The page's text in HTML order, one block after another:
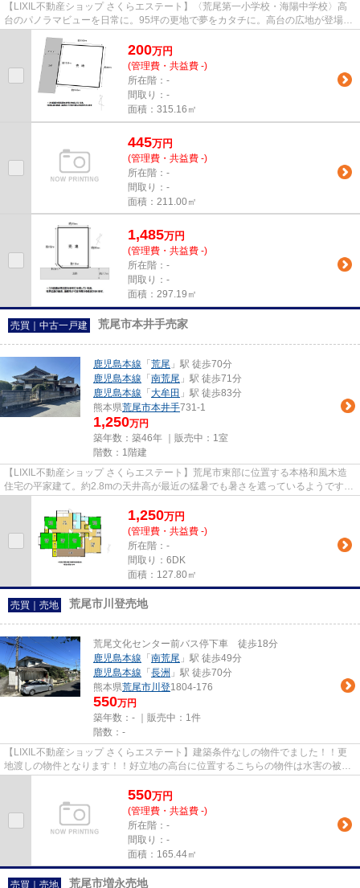
【LIXIL不動産ショップ さくらエステート】〈荒尾第一小学校・海陽中学校〉高
台のパノラマビューを日常に。95坪の更地で夢をカタチに。高台の広地が登場！
200万円
(管理費・共益費 -)
所在階：-
間取り：-
面積：315.16㎡
445万円
(管理費・共益費 -)
所在階：-
間取り：-
面積：211.00㎡
1,485万円
(管理費・共益費 -)
所在階：-
間取り：-
面積：297.19㎡
売買｜中古一戸建 荒尾市本井手売家
鹿児島本線 「 荒尾 」駅 徒歩70分
鹿児島本線 「 南荒尾 」駅 徒歩71分
鹿児島本線 「 大牟田 」駅 徒歩83分
熊本県荒尾市本井手731-1
1,250万円
築年数：築46年 ｜販売中： 1室
階数：1階建
【LIXIL不動産ショップ さくらエステート】荒尾市東部に位置する本格和風木造
住宅の平家建て。約2.8mの天井高が最近の猛暑でも暑さを遮っているようです。
1,250万円
(管理費・共益費 -)
所在階：-
間取り：6DK
面積：127.80㎡
売買｜売地 荒尾市川登売地
荒尾文化センター前バス停下車 徒歩18分
鹿児島本線 「 南荒尾 」駅 徒歩49分
鹿児島本線 「 長洲 」駅 徒歩70分
熊本県荒尾市川登1804-176
550万円
築年数：- ｜販売中： 1件
階数：-
【LIXIL不動産ショップ さくらエステート】建築条件なしの物件でました！！更
地渡しの物件となります！！好立地の高台に位置するこちらの物件は水害の被害
550万円
(管理費・共益費 -)
所在階：-
間取り：-
面積：165.44㎡
売買｜売地 荒尾市増永売地